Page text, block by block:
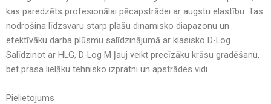
kas paredzēts profesionālai pēcapstrādei ar augstu elastību. Tas
nodrošina līdzsvaru starp plašu dinamisko diapazonu un
efektīvāku darba plūsmu salīdzinājumā ar klasisko D-Log.
Salīdzinot ar HLG, D-Log M ļauj veikt precīzāku krāsu gradēšanu,
bet prasa lielāku tehnisko izpratni un apstrādes vidi.
Pielietojums